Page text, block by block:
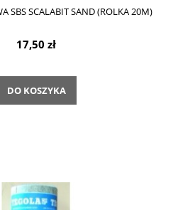
SBS SCALABIT SAND (ROLKA 20M)
17,50 zł
DO KOSZYKA